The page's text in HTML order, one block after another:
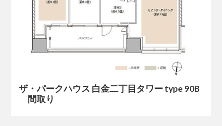
ザ・パークハウス 白金二丁目タワー type 90B
間取り